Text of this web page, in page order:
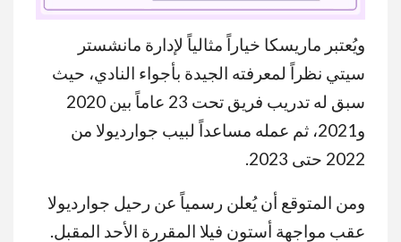
MUTE
ويُعتبر ماريسكا خياراً مثالياً لإدارة مانشستر
سيتي نظراً لمعرفته الجيدة بأجواء النادي، حيث
سبق له تدريب فريق تحت 23 عاماً بين 2020
و2021، ثم عمله مساعداً لبيب جوارديولا من
2022 حتى 2023.
ومن المتوقع أن يُعلن رسمياً عن رحيل جوارديولا
عقب مواجهة أستون فيلا المقررة الأحد المقبل.